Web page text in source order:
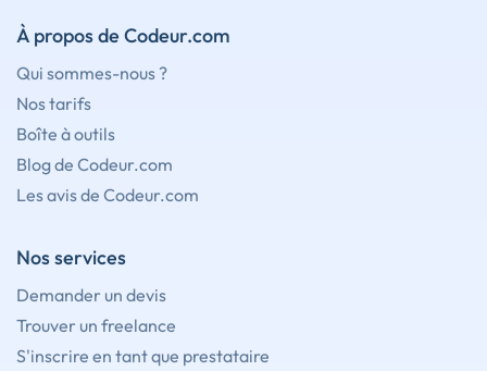
À propos de Codeur.com
Qui sommes-nous ?
Nos tarifs
Boîte à outils
Blog de Codeur.com
Les avis de Codeur.com
Nos services
Demander un devis
Trouver un freelance
S'inscrire en tant que prestataire